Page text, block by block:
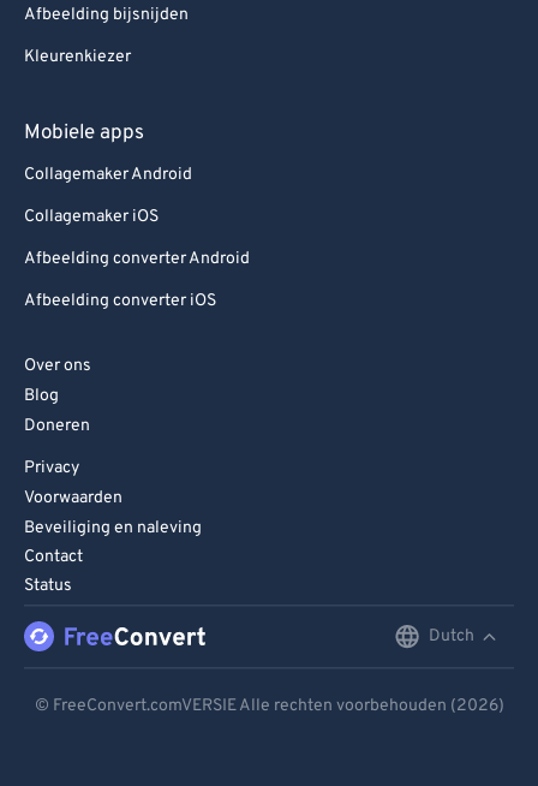
Afbeelding bijsnijden
Kleurenkiezer
Mobiele apps
Collagemaker Android
Collagemaker iOS
Afbeelding converter Android
Afbeelding converter iOS
Over ons
Blog
Doneren
Privacy
Voorwaarden
Beveiliging en naleving
Contact
Status
Dutch
© FreeConvert.comVERSIE Alle rechten voorbehouden (2026)